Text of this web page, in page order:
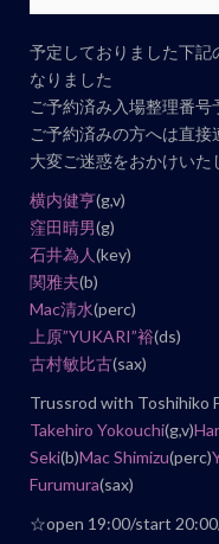
イ
ベ
ン
ト
ナ
ビ
ゲ
ー
シ
ョ
ン
予定しておりました下
なりました
ご予約済み入場整理番
ご予約済みの方へは直接
大変ご迷惑をおかけい
横内健亨(g,v)
窪田晴男(g)
石井為人(key)
関雅夫(b)
Mac清水(perc)
上原”YUKARI”裕(ds)
古村敏比古(sax)
Trussrod with Toshihiko
Takehiro Yokouchi(g,v)
Seki(b)Mac Shimizu(perc)
Furumura(sax)
☆open 19:00/start